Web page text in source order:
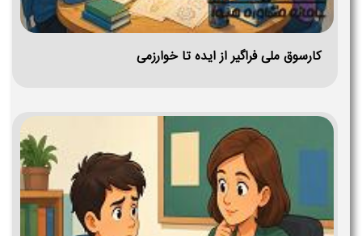
کارسوق ملی فراگیر از ایده تا خوارزمی